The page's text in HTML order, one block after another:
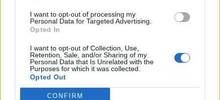
I want to opt-out of processing my
Personal Data for Targeted Advertising.
Opted In
I want to opt-out of Collection, Use,
Retention, Sale, and/or Sharing of my
Personal Data that Is Unrelated with the
Purposes for which it was collected.
Opted Out
CONFIRM